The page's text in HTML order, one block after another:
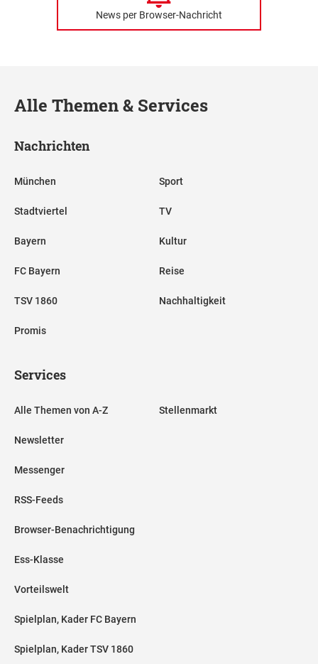
News per Browser-Nachricht
Alle Themen & Services
Nachrichten
München
Stadtviertel
Bayern
FC Bayern
TSV 1860
Promis
Sport
TV
Kultur
Reise
Nachhaltigkeit
Services
Alle Themen von A-Z
Newsletter
Messenger
RSS-Feeds
Browser-Benachrichtigung
Ess-Klasse
Vorteilswelt
Spielplan, Kader FC Bayern
Spielplan, Kader TSV 1860
Stellenmarkt